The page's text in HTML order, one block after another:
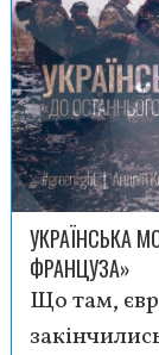
УКРАЇНСЬКА
ФРАНЦУЗА»
Що там,